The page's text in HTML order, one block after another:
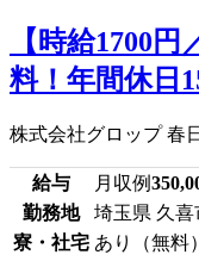
【時給1700
料！年間休日
株式会社グロップ 春
給与 月収例
勤務地
埼玉県 久喜
寮・社宅 あり（無料）